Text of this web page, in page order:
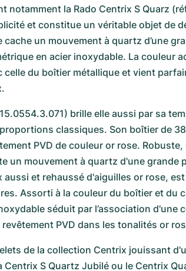
notamment la Rado Centrix S Quarz
et constitue un véritable objet de
un mouvement à quartz d’une
en acier inoxydable. La couleur
du boîtier métallique et vient
brille elle aussi par sa
classiques. Son boîtier de
PVD de couleur or rose. Robuste,
un mouvement à quartz d'une grande
aussi et rehaussé d'aiguilles or rose,
Assorti à la couleur du boîtier et du
séduit par l’association d'une
PVD dans les tonalités or
de la collection Centrix jouissant
S Quartz Jubilé ou le Centrix